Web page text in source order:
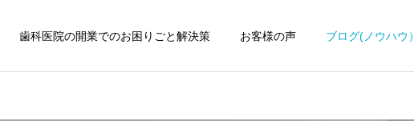
歯科医院の開業でのお困りごと解決策 お客様の声 ブログ(ノウハウ）